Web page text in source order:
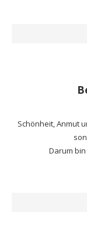
Schönheit, Anmut
Darum